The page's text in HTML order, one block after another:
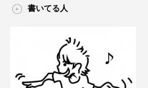
書いてる人